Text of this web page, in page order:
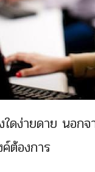
ใดง่ายดาย นอก
ต้องการ